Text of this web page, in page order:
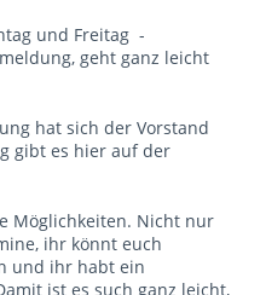
und Freitag -
geht ganz leicht
hat sich der Vorstand
gibt es hier auf der
Möglichkeiten. Nicht nur
ihr könnt euch
und ihr habt ein
ist es such ganz leicht,